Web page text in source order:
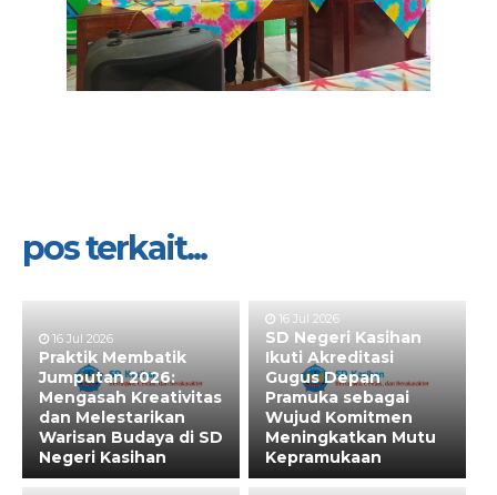
pos terkait...
16 Jul 2026
Praktik Membatik
Jumputan 2026:
Mengasah Kreativitas
dan Melestarikan
Warisan Budaya di SD
Negeri Kasihan
16 Jul 2026
SD Negeri Kasihan
Ikuti Akreditasi
Gugus Depan
Pramuka sebagai
Wujud Komitmen
Meningkatkan Mutu
Kepramukaan